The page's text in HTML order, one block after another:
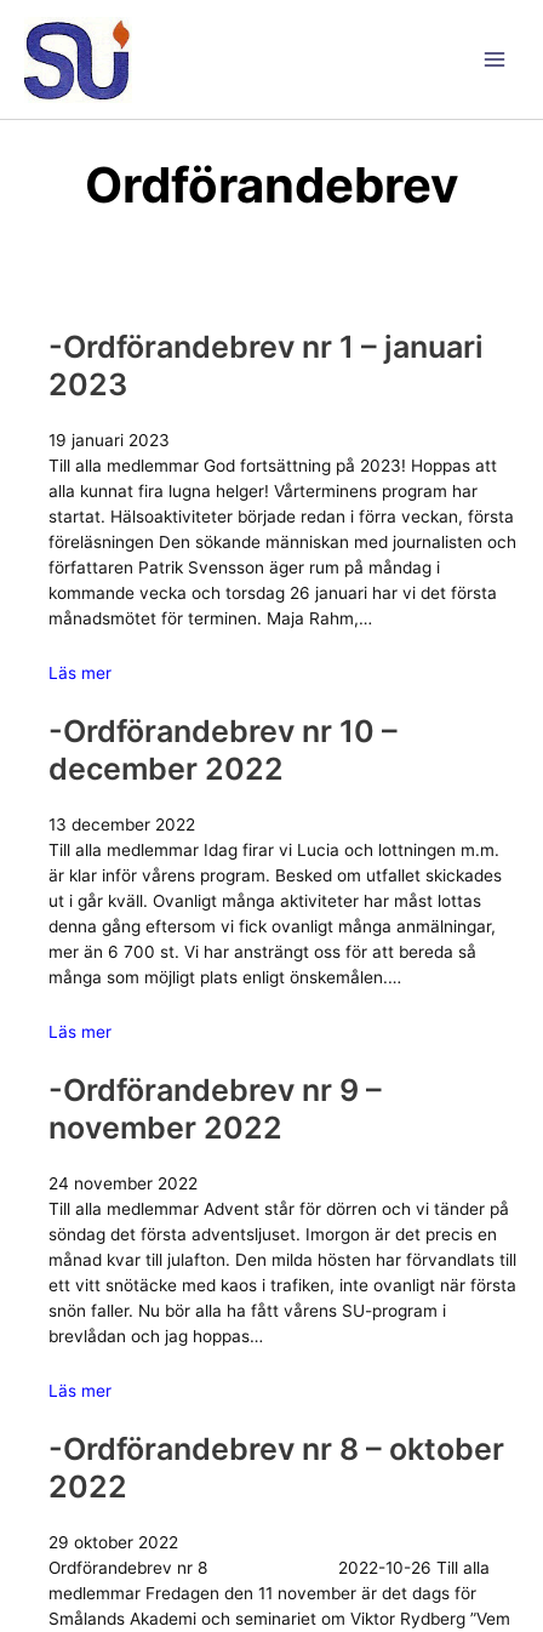
innehåll
Ordförandebrev
-Ordförandebrev nr 1 – januari
2023
19 januari 2023
Till alla medlemmar God fortsättning på 2023! Hoppas att
alla kunnat fira lugna helger! Vårterminens program har
startat. Hälsoaktiviteter började redan i förra veckan, första
föreläsningen Den sökande människan med journalisten och
författaren Patrik Svensson äger rum på måndag i
kommande vecka och torsdag 26 januari har vi det första
månadsmötet för terminen. Maja Rahm,…
Läs mer
-Ordförandebrev nr 10 –
december 2022
13 december 2022
Till alla medlemmar Idag firar vi Lucia och lottningen m.m.
är klar inför vårens program. Besked om utfallet skickades
ut i går kväll. Ovanligt många aktiviteter har måst lottas
denna gång eftersom vi fick ovanligt många anmälningar,
mer än 6 700 st. Vi har ansträngt oss för att bereda så
många som möjligt plats enligt önskemålen.…
Läs mer
-Ordförandebrev nr 9 –
november 2022
24 november 2022
Till alla medlemmar Advent står för dörren och vi tänder på
söndag det första adventsljuset. Imorgon är det precis en
månad kvar till julafton. Den milda hösten har förvandlats till
ett vitt snötäcke med kaos i trafiken, inte ovanligt när första
snön faller. Nu bör alla ha fått vårens SU-program i
brevlådan och jag hoppas…
Läs mer
-Ordförandebrev nr 8 – oktober
2022
29 oktober 2022
Ordförandebrev nr 8 2022-10-26 Till alla
medlemmar Fredagen den 11 november är det dags för
Smålands Akademi och seminariet om Viktor Rydberg ”Vem